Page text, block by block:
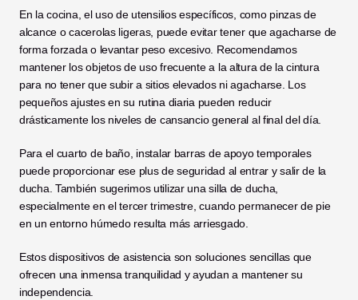
En la cocina, el uso de utensilios específicos, como pinzas de
alcance o cacerolas ligeras, puede evitar tener que agacharse de
forma forzada o levantar peso excesivo. Recomendamos
mantener los objetos de uso frecuente a la altura de la cintura
para no tener que subir a sitios elevados ni agacharse. Los
pequeños ajustes en su rutina diaria pueden reducir
drásticamente los niveles de cansancio general al final del día.
Para el cuarto de baño, instalar barras de apoyo temporales
puede proporcionar ese plus de seguridad al entrar y salir de la
ducha. También sugerimos utilizar una silla de ducha,
especialmente en el tercer trimestre, cuando permanecer de pie
en un entorno húmedo resulta más arriesgado.
Estos dispositivos de asistencia son soluciones sencillas que
ofrecen una inmensa tranquilidad y ayudan a mantener su
independencia.